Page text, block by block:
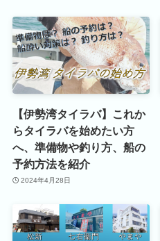
【伊勢湾タイラバ】これか
らタイラバを始めたい方
へ、準備物や釣り方、船の
予約方法を紹介
2024年4月28日